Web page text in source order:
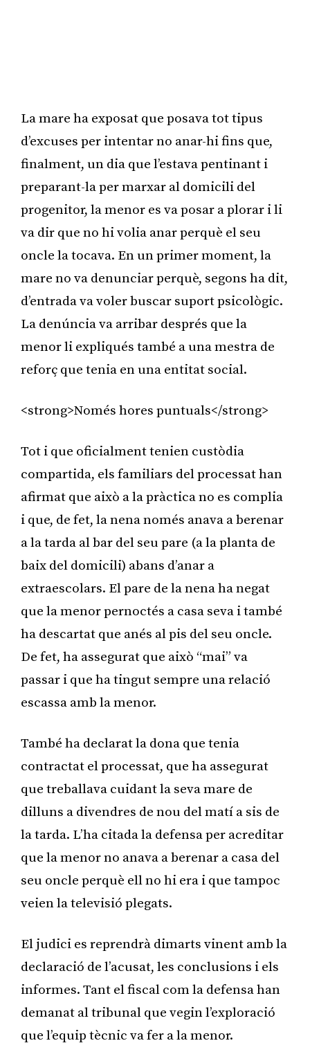
La mare ha exposat que posava tot tipus
d’excuses per intentar no anar-hi fins que,
finalment, un dia que l’estava pentinant i
preparant-la per marxar al domicili del
progenitor, la menor es va posar a plorar i li
va dir que no hi volia anar perquè el seu
oncle la tocava. En un primer moment, la
mare no va denunciar perquè, segons ha dit,
d’entrada va voler buscar suport psicològic.
La denúncia va arribar després que la
menor li expliqués també a una mestra de
reforç que tenia en una entitat social.
<strong>Només hores puntuals</strong>
Tot i que oficialment tenien custòdia
compartida, els familiars del processat han
afirmat que això a la pràctica no es complia
i que, de fet, la nena només anava a berenar
a la tarda al bar del seu pare (a la planta de
baix del domicili) abans d’anar a
extraescolars. El pare de la nena ha negat
que la menor pernoctés a casa seva i també
ha descartat que anés al pis del seu oncle.
De fet, ha assegurat que això “mai” va
passar i que ha tingut sempre una relació
escassa amb la menor.
També ha declarat la dona que tenia
contractat el processat, que ha assegurat
que treballava cuidant la seva mare de
dilluns a divendres de nou del matí a sis de
la tarda. L’ha citada la defensa per acreditar
que la menor no anava a berenar a casa del
seu oncle perquè ell no hi era i que tampoc
veien la televisió plegats.
El judici es reprendrà dimarts vinent amb la
declaració de l’acusat, les conclusions i els
informes. Tant el fiscal com la defensa han
demanat al tribunal que vegin l’exploració
que l’equip tècnic va fer a la menor.